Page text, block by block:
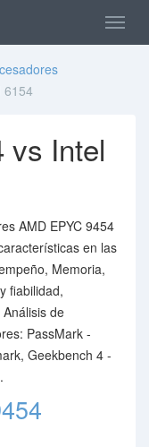
6154
vs Intel
AMD EPYC 9454
en las
Memoria,
fiabilidad,
de
PassMark -
Geekbench 4 -